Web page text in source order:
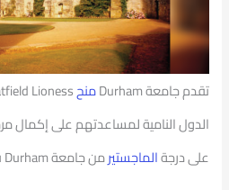
تقدم جامعة Durham منح
الدول النامية لمساعدتهم على إكمال
على درجةالماجستيرمن جامعة Durham في بريطانيا.